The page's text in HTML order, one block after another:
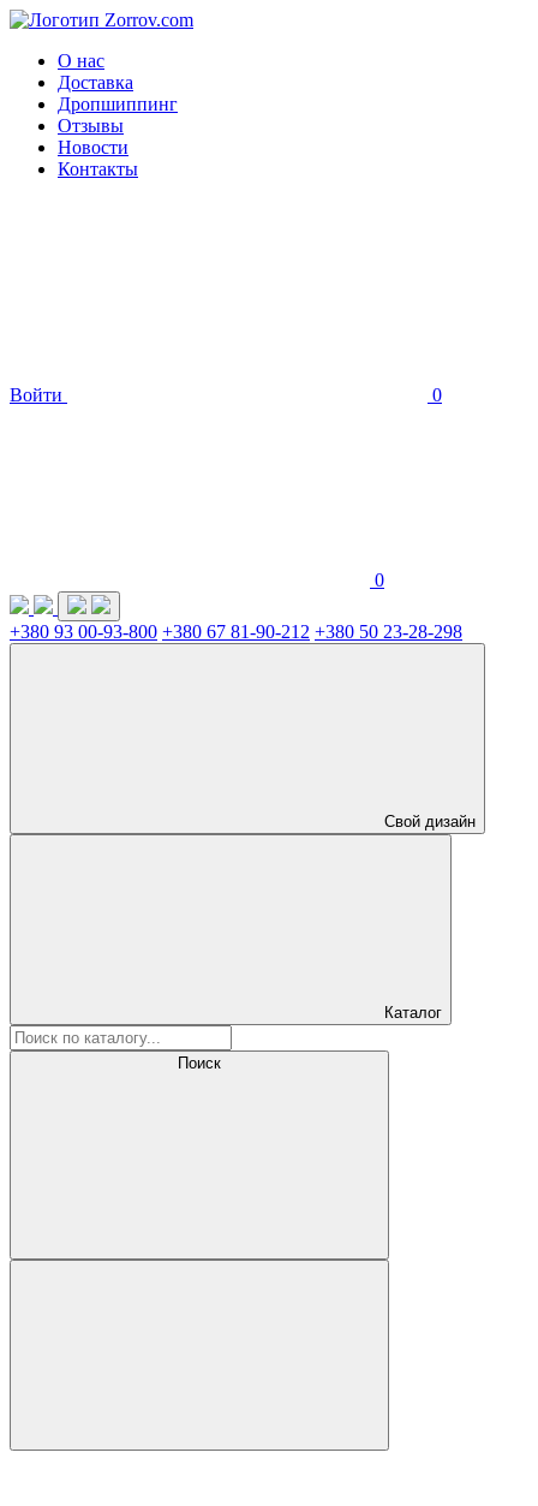
О нас
Доставка
Дропшиппинг
Отзывы
Новости
Контакты
Войти 0
0
+380 93 00-93-800 +380 67 81-90-212 +380 50 23-28-298
Свой дизайн
Каталог
Поиск